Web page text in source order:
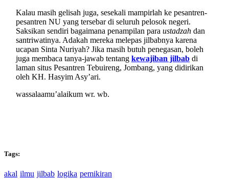
Kalau masih gelisah juga, sesekali mampirlah ke pesantren-
pesantren NU yang tersebar di seluruh pelosok negeri.
Saksikan sendiri bagaimana penampilan para ustadzah dan
santriwatinya. Adakah mereka melepas jilbabnya karena
ucapan Sinta Nuriyah? Jika masih butuh penegasan, boleh
juga membaca tanya-jawab tentang kewajiban jilbab di
laman situs Pesantren Tebuireng, Jombang, yang didirikan
oleh KH. Hasyim Asy’ari.
wassalaamu’alaikum wr. wb.
Tags:
akal ilmu jilbab logika pemikiran